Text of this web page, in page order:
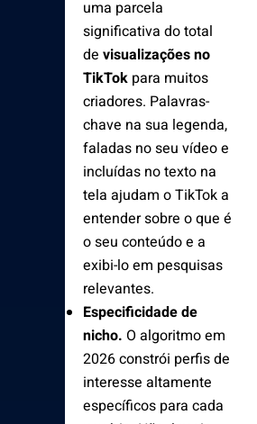
uma parcela
significativa do total
de visualizações no
TikTokpara muitos
criadores. Palavras-
chave na sua legenda,
faladas no seu vídeo e
incluídas no texto na
tela ajudam o TikTok a
entender sobre o que é
o seu conteúdo e a
exibi-lo em pesquisas
relevantes.
Especificidade de
nicho. O algoritmo em
2026 constrói perfis de
interesse altamente
específicos para cada